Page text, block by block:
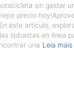
sin gastar
precio
este artículo,
subastas en línea
una Leia mais